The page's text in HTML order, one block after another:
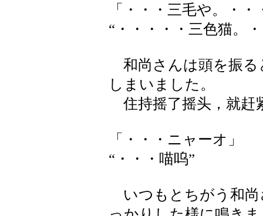
「・・・三毛や。・
“・・・・・三色猫。
和尚さんは頭を振る
しまいました。
住持摇了摇头，就赶
「・・・ニャーオ」
“・・・喵呜”
いつもとちがう和尚